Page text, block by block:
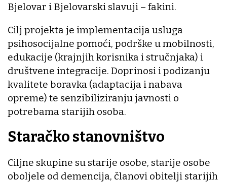
Bjelovar i Bjelovarski slavuji – fakini.
Cilj projekta je implementacija usluga
psihosocijalne pomoći, podrške u mobilnosti,
edukacije (krajnjih korisnika i stručnjaka) i
društvene integracije. Doprinosi i podizanju
kvalitete boravka (adaptacija i nabava
opreme) te senzibiliziranju javnosti o
potrebama starijih osoba.
Staračko stanovništvo
Ciljne skupine su starije osobe, starije osobe
oboljele od demencija, članovi obitelji starijih